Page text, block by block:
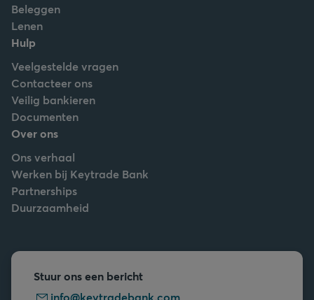
Beleggen
Lenen
Hulp
Veelgestelde vragen
Contacteer ons
Veilig bankieren
Documenten
Over ons
Ons verhaal
Werken bij Keytrade Bank
Partnerships
Duurzaamheid
Stuur ons een bericht
info@keytradebank.com